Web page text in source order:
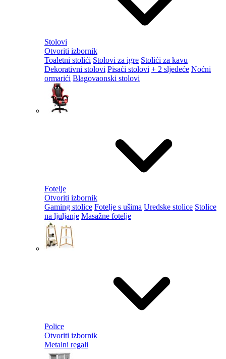
Stolovi
Otvoriti izbornik
Toaletni stolići Stolovi za igre Stolići za kavu
Dekorativni stolovi Pisaći stolovi + 2 sljedeće Noćni
ormarići Blagovaonski stolovi
Fotelje
Otvoriti izbornik
Gaming stolice Fotelje s ušima Uredske stolice Stolice
na ljuljanje Masažne fotelje
Police
Otvoriti izbornik
Metalni regali